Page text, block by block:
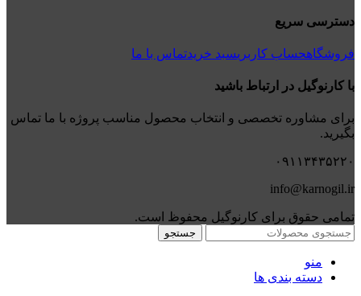
دسترسی سریع
فروشگاهحساب کاربریسبد خریدتماس با ما
با کارنوگیل در ارتباط باشید
برای مشاوره تخصصی و انتخاب محصول مناسب پروژه با ما تماس
بگیرید.
۰۹۱۱۳۴۳۵۲۲۰
info@karnogil.ir
تمامی حقوق برای کارنوگیل محفوظ است.
جستجو
منو
دسته بندی ها